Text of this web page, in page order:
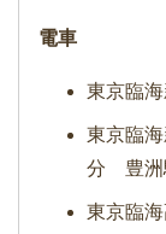
電車
東京臨
東京臨
分 豊洲
東京臨